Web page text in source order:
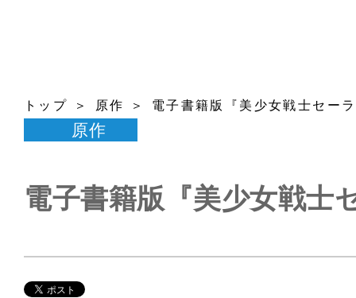
トップ 原作 電子書籍版『美少女戦士セー
原作
電子書籍版『美少女戦士